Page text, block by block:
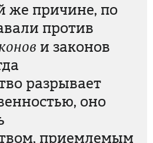
же причине, по
против
и законов
разрывает
оно
приемлемым